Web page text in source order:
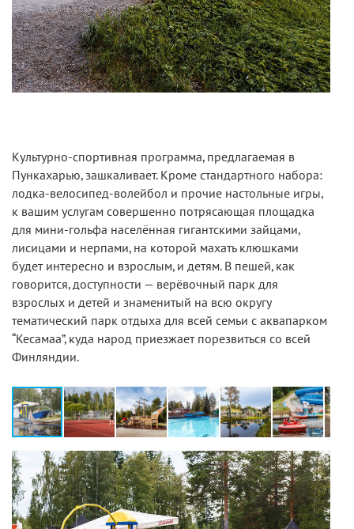
Культурно-спортивная программа, предлагаемая в
Пункахарью, зашкаливает. Кроме стандартного набора:
лодка-велосипед-волейбол и прочие настольные игры,
к вашим услугам совершенно потрясающая площадка
для мини-гольфа населённая гигантскими зайцами,
лисицами и нерпами, на которой махать клюшками
будет интересно и взрослым, и детям. В пешей, как
говорится, доступности — верёвочный парк для
взрослых и детей и знаменитый на всю округу
тематический парк отдыха для всей семьи с аквапарком
“Кесамаа”, куда народ приезжает порезвиться со всей
Финляндии.